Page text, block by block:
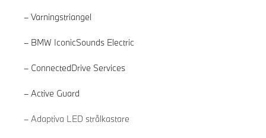
Varningstriangel
BMW IconicSounds Electric
ConnectedDrive Services
Active Guard
Adaptiva LED strålkastare
Läs mer